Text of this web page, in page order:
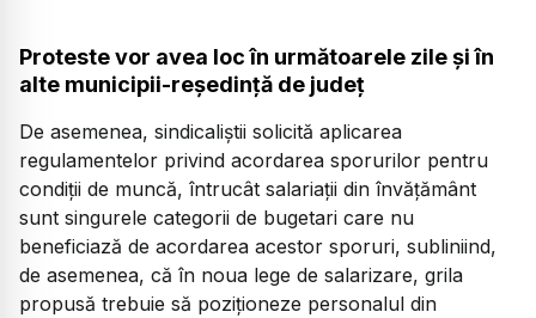
Proteste vor avea loc în următoarele zile şi în
alte municipii-reşedinţă de judeţ
De asemenea, sindicaliştii solicită aplicarea
regulamentelor privind acordarea sporurilor pentru
condiţii de muncă, întrucât salariaţii din învăţământ
sunt singurele categorii de bugetari care nu
beneficiază de acordarea acestor sporuri, subliniind,
de asemenea, că în noua lege de salarizare, grila
propusă trebuie să poziţioneze personalul din